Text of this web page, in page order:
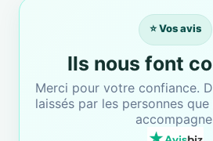
⭐ Vos avis
Ils nous font
Merci pour votre confiance.
laissés par les personnes que